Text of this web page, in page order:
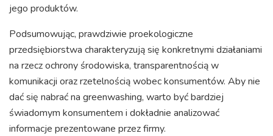
jego produktów.
Podsumowując, prawdziwie proekologiczne
przedsiębiorstwa charakteryzują się konkretnymi działaniami
na rzecz ochrony środowiska, transparentnością w
komunikacji oraz rzetelnością wobec konsumentów. Aby nie
dać się nabrać na greenwashing, warto być bardziej
świadomym konsumentem i dokładnie analizować
informacje prezentowane przez firmy.